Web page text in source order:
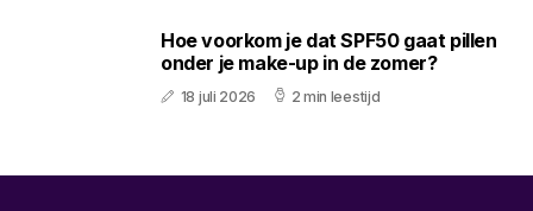
Hoe voorkom je dat SPF50 gaat pillen
onder je make-up in de zomer?
18 juli 2026 2 min leestijd